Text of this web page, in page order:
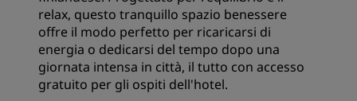
relax, questo tranquillo spazio benessere
offre il modo perfetto per ricaricarsi di
energia o dedicarsi del tempo dopo una
giornata intensa in città, il tutto con accesso
gratuito per gli ospiti dell'hotel.